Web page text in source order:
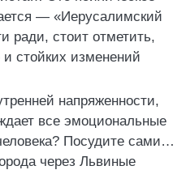
— «Иерусалимский
ради, стоит отметить,
и стойких изменений
напряженности,
все эмоциональные
Посудите сами…
через Львиные